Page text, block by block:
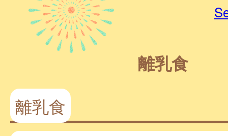
離乳食
離乳食